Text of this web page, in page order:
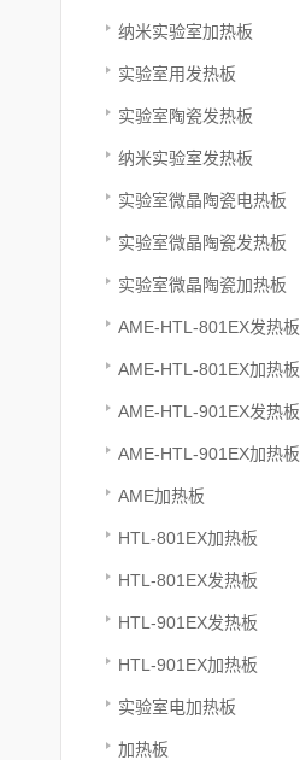
纳米实验室加热板
实验室用发热板
实验室陶瓷发热板
纳米实验室发热板
实验室微晶陶瓷电热板
实验室微晶陶瓷发热板
实验室微晶陶瓷加热板
AME-HTL-801EX发热板
AME-HTL-801EX加热板
AME-HTL-901EX发热板
AME-HTL-901EX加热板
AME加热板
HTL-801EX加热板
HTL-801EX发热板
HTL-901EX发热板
HTL-901EX加热板
实验室电加热板
加热板